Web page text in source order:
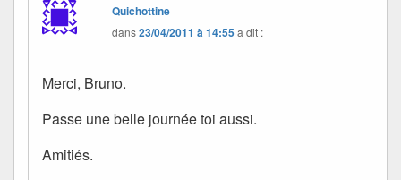
Quichottine
dans23/04/2011 à 14:55a dit :
Merci, Bruno.
Passe une belle journée toi aussi.
Amitiés.